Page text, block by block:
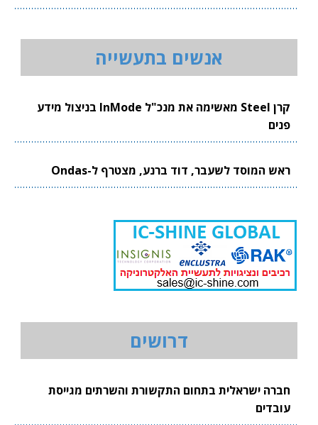
אנשים בתעשייה
קרן Steel מאשימה את מנכ"ל InMode בניצול מידע
פנים
ראש המוסד לשעבר, דוד ברנע, מצטרף ל-Ondas
דרושים
חברה ישראלית בתחום התקשורת והשרתים מגייסת
עובדים